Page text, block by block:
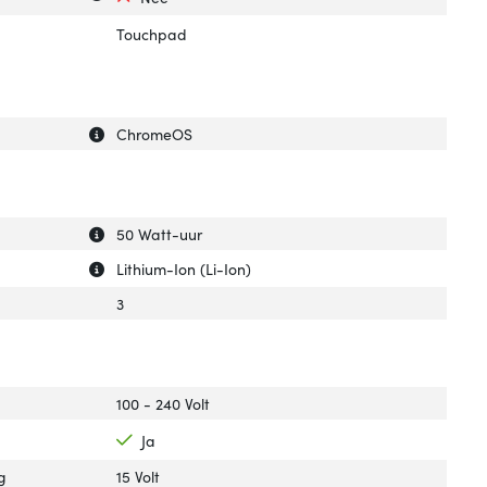
Touchpad
Uitleg over 'Besturingssysteem'
Verberg uitleg over 'Besturingssysteem'
ChromeOS
Uitleg over 'Batterijcapaciteit'
Verberg uitleg over 'Batterijcapaciteit'
50 Watt-uur
Uitleg over 'Batterijtechnologie'
Verberg uitleg over 'Batterijtechnologie'
Lithium-Ion (Li-Ion)
3
100 - 240 Volt
Ja
15 Volt